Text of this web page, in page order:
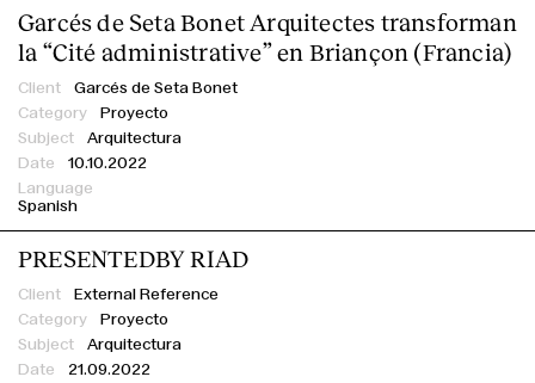
Garcés de Seta Bonet Arquitectes transforman
la “Cité administrative” en Briançon (Francia)
Garcés de Seta Bonet
Proyecto
Arquitectura
10.10.2022
Spanish
PRESENTEDBY RIAD
External Reference
Proyecto
Arquitectura
21.09.2022